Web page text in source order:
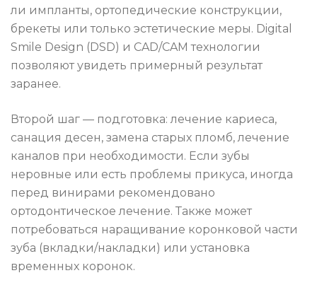
ли импланты, ортопедические конструкции,
брекеты или только эстетические меры. Digital
Smile Design (DSD) и CAD/CAM технологии
позволяют увидеть примерный результат
заранее.
Второй шаг — подготовка: лечение кариеса,
санация десен, замена старых пломб, лечение
каналов при необходимости. Если зубы
неровные или есть проблемы прикуса, иногда
перед винирами рекомендовано
ортодонтическое лечение. Также может
потребоваться наращивание коронковой части
зуба (вкладки/накладки) или установка
временных коронок.